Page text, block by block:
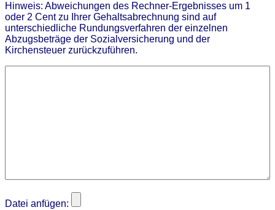
Hinweis: Abweichungen des Rechner-Ergebnisses um 1
oder 2 Cent zu Ihrer Gehaltsabrechnung sind auf
unterschiedliche Rundungsverfahren der einzelnen
Abzugsbeträge der Sozialversicherung und der
Kirchensteuer zurückzuführen.
Datei anfügen: